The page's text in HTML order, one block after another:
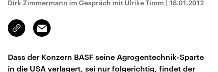
Dirk Zimmermann im Gespräch mit Ulrike Timm | 18.01.2012
Link
kopieren/teilen
Email
Dass der Konzern BASF seine Agrogentechnik-Sparte
in die USA verlagert, sei nur folgerichtig, findet der